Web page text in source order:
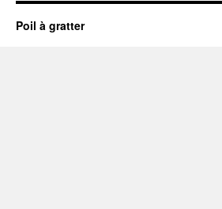
Poil à gratter